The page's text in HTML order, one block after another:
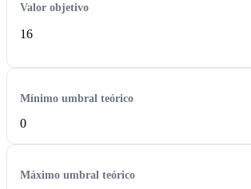
Valor objetivo
16
Mínimo umbral teórico
0
Máximo umbral teórico